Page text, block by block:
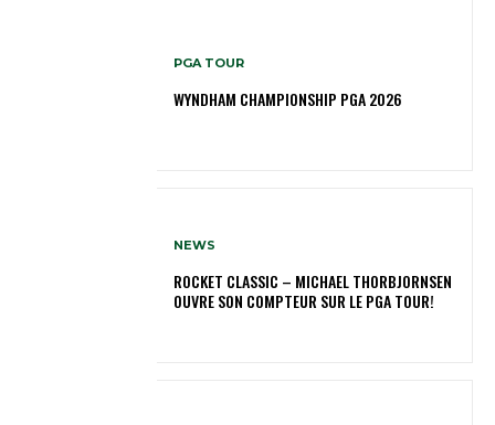
PGA TOUR
WYNDHAM CHAMPIONSHIP PGA 2026
NEWS
ROCKET CLASSIC – MICHAEL THORBJORNSEN
OUVRE SON COMPTEUR SUR LE PGA TOUR!